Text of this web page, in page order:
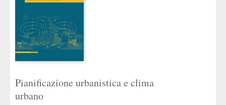
Pianificazione urbanistica e clima
urbano